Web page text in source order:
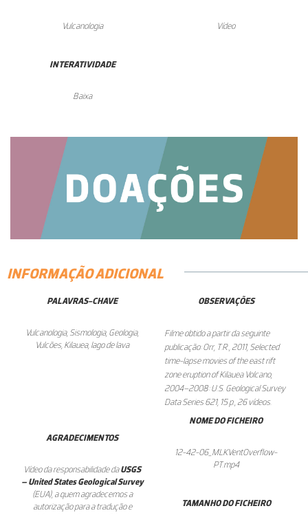
Vulcanologia Vídeo
INTERATIVIDADE
Baixa
INFORMAÇÃO ADICIONAL
PALAVRAS-CHAVE
Vulcanologia, Sismologia, Geologia,
Vulcões, Kilauea, lago de lava
OBSERVAÇÕES
Filme obtido a partir da seguinte
publicação: Orr, T.R., 2011, Selected
time-lapse movies of the east rift
zone eruption of Kilauea Volcano,
2004–2008:U.S. Geological Survey
Data Series 621, 15 p., 26 vídeos.
AGRADECIMENTOS
Vídeo da responsabilidade daUSGS
– United States Geological Survey
(EUA), a quem agradecemos a
autorização para a tradução e
NOME DO FICHEIRO
12-42-06_MLKVentOverflow-
PT.mp4
TAMANHO DO FICHEIRO